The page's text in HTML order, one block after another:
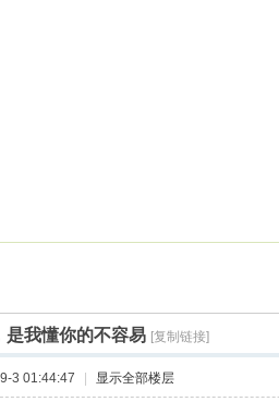
是我懂你的不容易 [复制链接]
3 01:44:47 显示全部楼层